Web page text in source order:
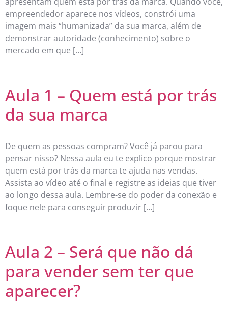
empreendedor aparece nos vídeos, constrói uma
imagem mais “humanizada” da sua marca, além de
demonstrar autoridade (conhecimento) sobre o
mercado em que […]
Aula 1 – Quem está por trás
da sua marca
De quem as pessoas compram? Você já parou para
pensar nisso? Nessa aula eu te explico porque mostrar
quem está por trás da marca te ajuda nas vendas.
Assista ao vídeo até o final e registre as ideias que tiver
ao longo dessa aula. Lembre-se do poder da conexão e
foque nele para conseguir produzir […]
Aula 2 – Será que não dá
para vender sem ter que
aparecer?